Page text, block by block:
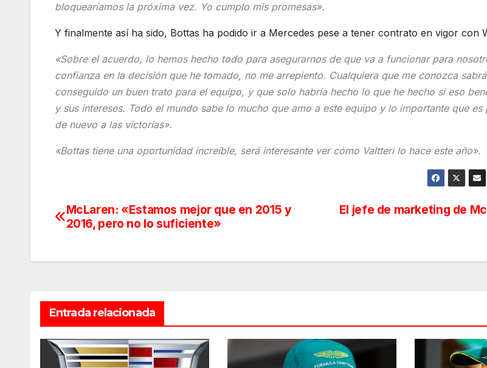
bloquearíamos la próxima vez. Yo cumplo mis promesas».
Y finalmente así ha sido, Bottas ha podido ir a Mercedes pese a tener contrato en vigor con
«Sobre el acuerdo, lo hemos hecho todo para asegurarnos de que va a funcionar para
confianza en la decisión que he tomado, no me arrepiento. Cualquiera que me conozca
conseguido un buen trato para el equipo, y que solo habría hecho lo que he hecho si eso
y sus intereses. Todo el mundo sabe lo mucho que amo a este equipo y lo importante que es
de nuevo a las victorias».
«Bottas tiene una oportunidad increíble, será interesante ver cómo Valtteri lo hace este año».
Navegación
entradas
El jefe de marketing de
McLaren: «Estamos mejor que en 2015 y
2016, pero no lo suficiente»
Entrada relacionada